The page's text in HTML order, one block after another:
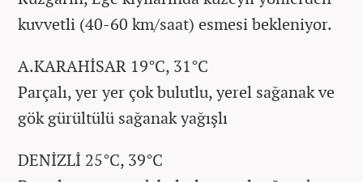
kuvvetli (40-60 km/saat) esmesi bekleniyor.
A.KARAHİSAR 19°C, 31°C
Parçalı, yer yer çok bulutlu, yerel sağanak ve
gök gürültülü sağanak yağışlı
DENİZLİ 25°C, 39°C